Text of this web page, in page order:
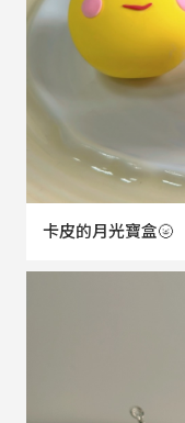
卡皮的月光寶盒🌝